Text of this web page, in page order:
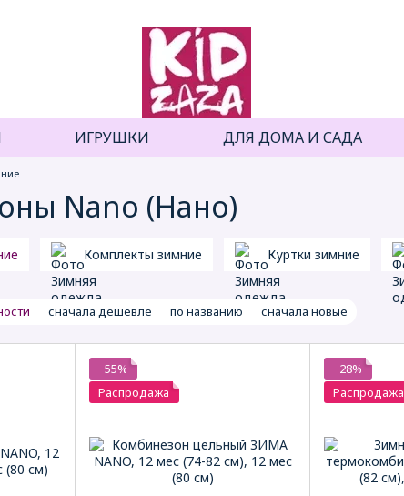
ИГРУШКИ ДЛЯ ДОМА И САДА
Nano (Нано)
Комплекты зимние Куртки зимние
сначала дешевле по названию сначала новые
−55%
Распродажа
−28%
Распродажа